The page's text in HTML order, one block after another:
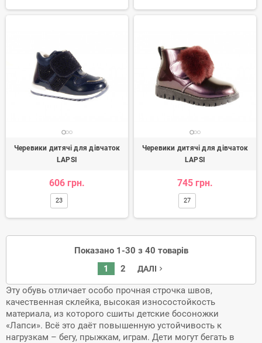
Черевики дитячі для дівчаток
LAPSI
606 грн.
23
Черевики дитячі для дівчаток
LAPSI
745 грн.
27
Показано 1-30 з 40 товарів
1
2 ДАЛІ navigate_next
Эту обувь отличает особо прочная строчка швов,
качественная склейка, высокая износостойкость
материала, из которого сшиты детские босоножки
«Лапси». Всё это даёт повышенную устойчивость к
нагрузкам – бегу, прыжкам, играм. Дети могут бегать в